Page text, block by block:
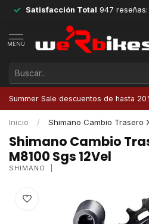
Satisfacción Total 947
MENÚ
Summer Sale descuentos de hasta
Inicio / Shimano Cambio Trasero
Shimano Cambio
M8100 Sgs 12Vel
SHIMANO